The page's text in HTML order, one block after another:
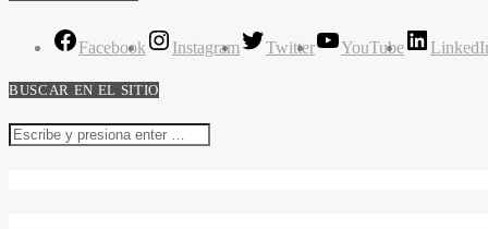
Facebook Instagram Twitter YouTube
BUSCAR EN EL SITIO